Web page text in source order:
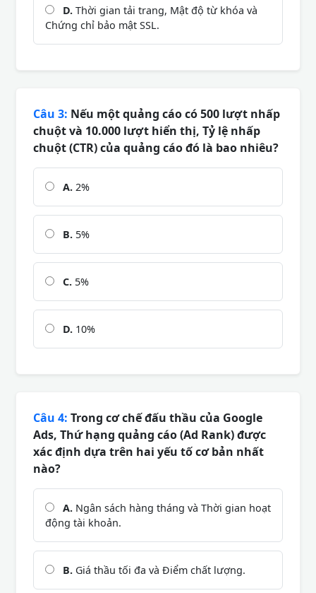
D. Thời gian tải trang, Mật độ từ khóa và
Chứng chỉ bảo mật SSL.
Câu 3: Nếu một quảng cáo có 500 lượt nhấp
chuột và 10.000 lượt hiển thị, Tỷ lệ nhấp
chuột (CTR) của quảng cáo đó là bao nhiêu?
A. 2%
B. 5%
C. 5%
D. 10%
Câu 4: Trong cơ chế đấu thầu của Google
Ads, Thứ hạng quảng cáo (Ad Rank) được
xác định dựa trên hai yếu tố cơ bản nhất
nào?
A. Ngân sách hàng tháng và Thời gian hoạt
động tài khoản.
B. Giá thầu tối đa và Điểm chất lượng.